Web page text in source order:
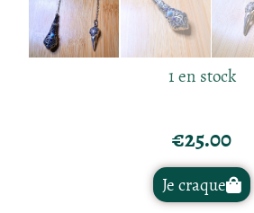
1 en stock
€25.00
Je craque